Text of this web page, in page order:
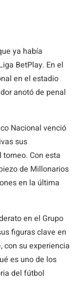
ya había
BetPlay. En el
en el estadio
anotó de penal
Nacional venció
sus
Con esta
de Millonarios
en la última
en el Grupo
figuras clave en
con su experiencia
es uno de los
del fútbol